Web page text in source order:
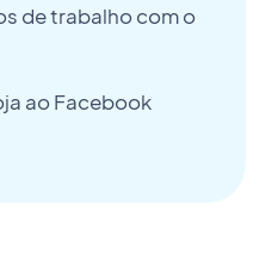
de trabalho com o
ao Facebook